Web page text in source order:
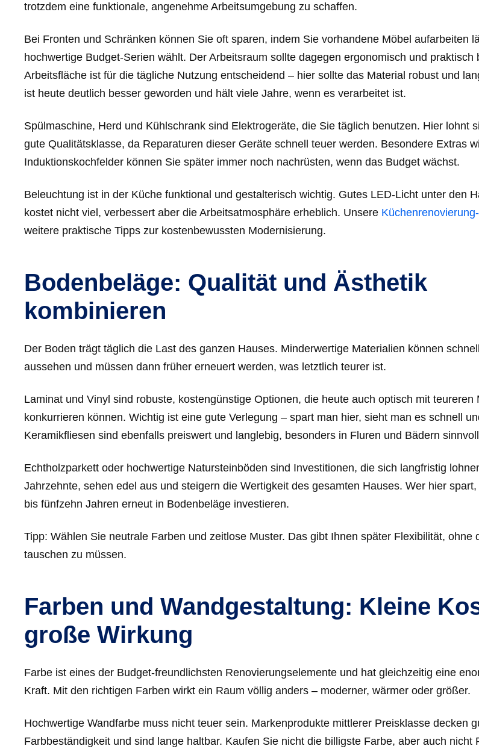
trotzdem eine funktionale, angenehme Arbeitsumgebung zu schaffen.
Bei Fronten und Schränken können Sie oft sparen, indem Sie vorhandene Möbel aufarbeiten
hochwertige Budget-Serien wählt. Der Arbeitsraum sollte dagegen ergonomisch und praktisch
Arbeitsfläche ist für die tägliche Nutzung entscheidend – hier sollte das Material robust und
ist heute deutlich besser geworden und hält viele Jahre, wenn es verarbeitet ist.
Spülmaschine, Herd und Kühlschrank sind Elektrogeräte, die Sie täglich benutzen. Hier lohnt
gute Qualitätsklasse, da Reparaturen dieser Geräte schnell teuer werden. Besondere Extras
Induktionskochfelder können Sie später immer noch nachrüsten, wenn das Budget wächst.
Beleuchtung ist in der Küche funktional und gestalterisch wichtig. Gutes LED-Licht unter den
kostet nicht viel, verbessert aber die Arbeitsatmosphäre erheblich. Unsere
weitere praktische Tipps zur kostenbewussten Modernisierung.
Bodenbeläge: Qualität und Ästhetik
kombinieren
Der Boden trägt täglich die Last des ganzen Hauses. Minderwertige Materialien können
aussehen und müssen dann früher erneuert werden, was letztlich teurer ist.
Laminat und Vinyl sind robuste, kostengünstige Optionen, die heute auch optisch mit teureren
konkurrieren können. Wichtig ist eine gute Verlegung – spart man hier, sieht man es schnell
Keramikfliesen sind ebenfalls preiswert und langlebig, besonders in Fluren und Bädern
Echtholzparkett oder hochwertige Natursteinböden sind Investitionen, die sich langfristig
Jahrzehnte, sehen edel aus und steigern die Wertigkeit des gesamten Hauses. Wer hier
bis fünfzehn Jahren erneut in Bodenbeläge investieren.
Tipp: Wählen Sie neutrale Farben und zeitlose Muster. Das gibt Ihnen später Flexibilität, ohne
tauschen zu müssen.
Farben und Wandgestaltung: Kleine
große Wirkung
Farbe ist eines der Budget-freundlichsten Renovierungselemente und hat gleichzeitig eine
Kraft. Mit den richtigen Farben wirkt ein Raum völlig anders – moderner, wärmer oder größer.
Hochwertige Wandfarbe muss nicht teuer sein. Markenprodukte mittlerer Preisklasse decken
Farbbeständigkeit und sind lange haltbar. Kaufen Sie nicht die billigste Farbe, aber auch nicht